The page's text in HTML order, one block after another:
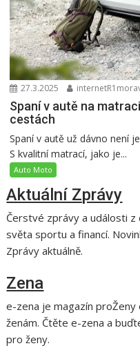
27.3.2025
Spaní v autě na
cestách
Spaní v autě už dávno není
S kvalitní matrací, jako je...
Auto Moto
Aktuální Zprávy
Čerstvé zprávy a události
světa sportu a financí.
Zprávy aktuálně.
Zena
e-zena je magazín proŽeny
ženám. Čtěte e-zena a
pro ženy.